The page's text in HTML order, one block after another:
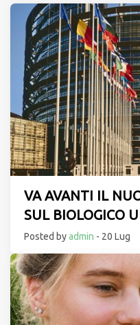
VA AVANTI IL
SUL BIOLOGICO
Posted byadmin - 20 Lug